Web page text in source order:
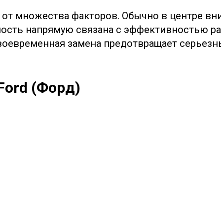
множества факторов. Обычно в центре
напрямую связана с
замена предотвращает
(Форд)